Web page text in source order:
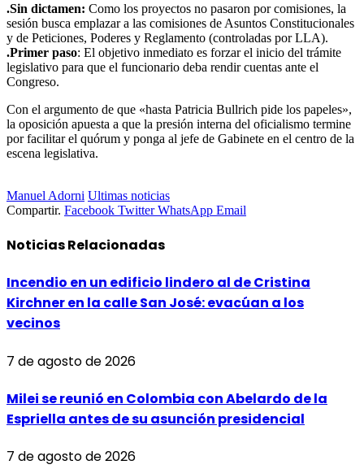
.Sin dictamen: Como los proyectos no pasaron por comisiones, la
sesión busca emplazar a las comisiones de Asuntos Constitucionales
y de Peticiones, Poderes y Reglamento (controladas por LLA).
.Primer paso: El objetivo inmediato es forzar el inicio del trámite
legislativo para que el funcionario deba rendir cuentas ante el
Congreso.
Con el argumento de que «hasta Patricia Bullrich pide los papeles»,
la oposición apuesta a que la presión interna del oficialismo termine
por facilitar el quórum y ponga al jefe de Gabinete en el centro de la
escena legislativa.
Manuel Adorni Ultimas noticias
Compartir. Facebook Twitter WhatsApp Email
NoticiasRelacionadas
Incendio en un edificio lindero al de Cristina
Kirchner en la calle San José: evacúan a los
vecinos
7 de agosto de 2026
Milei se reunió en Colombia con Abelardo de la
Espriella antes de su asunción presidencial
7 de agosto de 2026